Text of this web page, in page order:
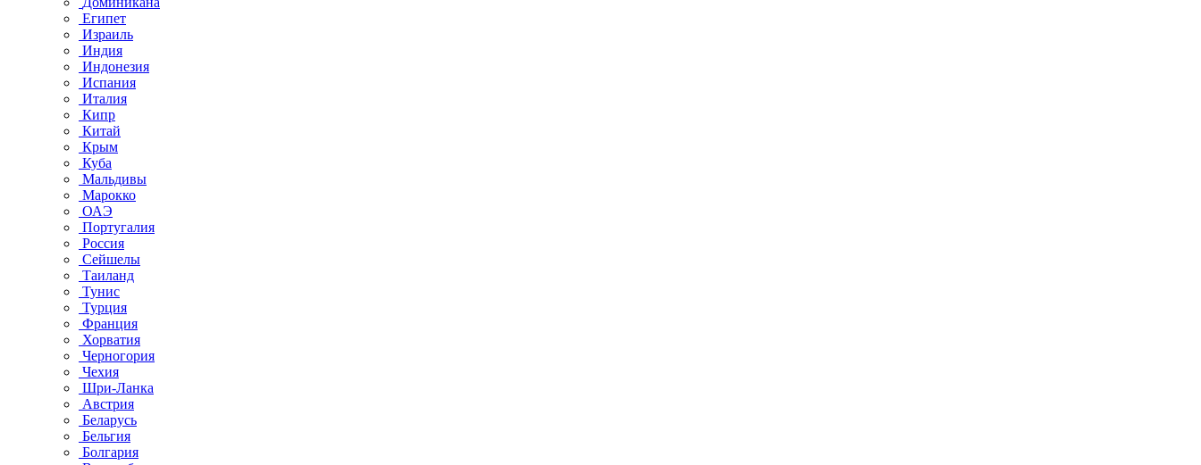
Египет
Израиль
Индия
Индонезия
Испания
Италия
Кипр
Китай
Крым
Куба
Мальдивы
Марокко
ОАЭ
Португалия
Россия
Сейшелы
Таиланд
Тунис
Турция
Франция
Хорватия
Черногория
Чехия
Шри-Ланка
Австрия
Беларусь
Бельгия
Болгария